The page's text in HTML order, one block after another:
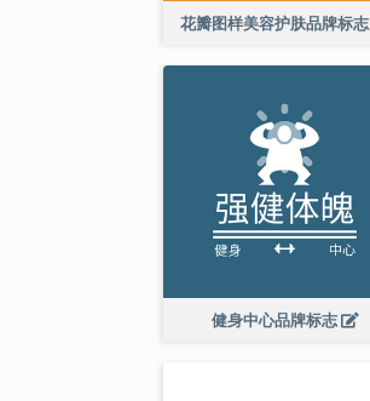
花瓣图样美容护肤品牌标志
健身中心品牌标志